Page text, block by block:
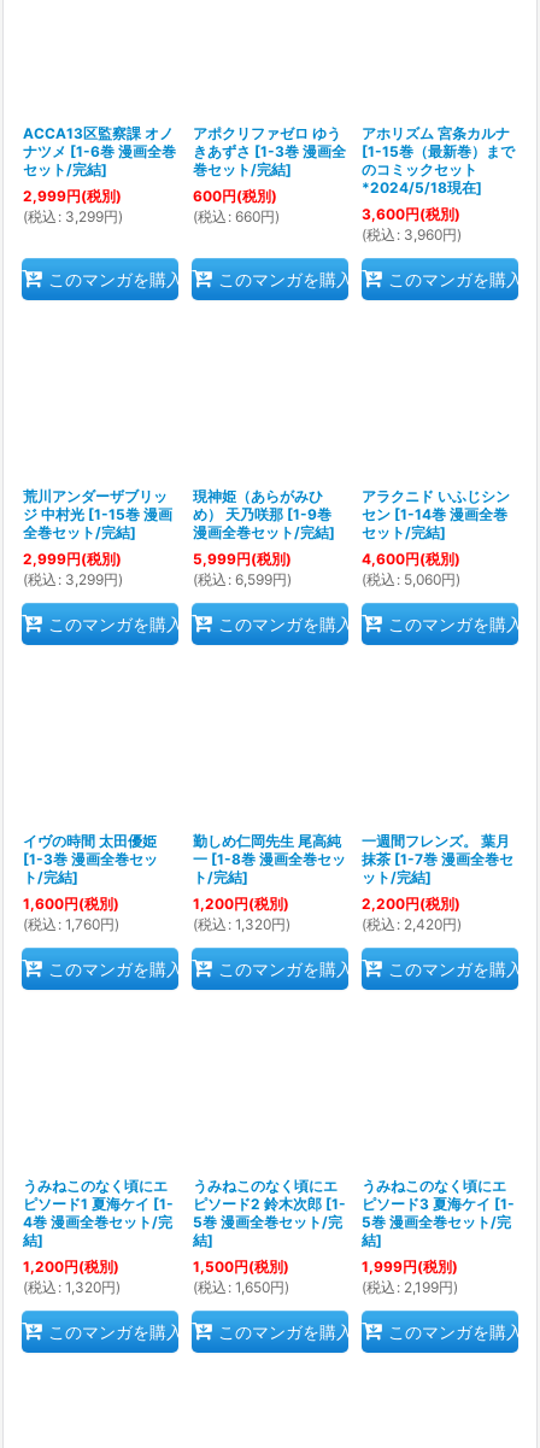
ACCA13区監察課 オノ
ナツメ [1-6巻 漫画全巻
セット/完結]
2,999円(税別)
(税込 : 3,299円)
このマンガを購入
アポクリファゼロ ゆう
きあずさ [1-3巻 漫画全
巻セット/完結]
600円(税別)
(税込 : 660円)
このマンガを購入
アホリズム 宮条カルナ
[1-15巻（最新巻）まで
のコミックセット
*2024/5/18現在]
3,600円(税別)
(税込 : 3,960円)
このマンガを購入
荒川アンダーザブリッ
ジ 中村光 [1-15巻 漫画
全巻セット/完結]
2,999円(税別)
(税込 : 3,299円)
このマンガを購入
現神姫（あらがみひ
め） 天乃咲那 [1-9巻
漫画全巻セット/完結]
5,999円(税別)
(税込 : 6,599円)
このマンガを購入
アラクニド いふじシン
セン [1-14巻 漫画全巻
セット/完結]
4,600円(税別)
(税込 : 5,060円)
このマンガを購入
イヴの時間 太田優姫
[1-3巻 漫画全巻セッ
ト/完結]
1,600円(税別)
(税込 : 1,760円)
このマンガを購入
勤しめ仁岡先生 尾高純
一 [1-8巻 漫画全巻セッ
ト/完結]
1,200円(税別)
(税込 : 1,320円)
このマンガを購入
一週間フレンズ。 葉月
抹茶 [1-7巻 漫画全巻セ
ット/完結]
2,200円(税別)
(税込 : 2,420円)
このマンガを購入
うみねこのなく頃にエ
ピソード1 夏海ケイ [1-
4巻 漫画全巻セット/完
結]
1,200円(税別)
(税込 : 1,320円)
このマンガを購入
うみねこのなく頃にエ
ピソード2 鈴木次郎 [1-
5巻 漫画全巻セット/完
結]
1,500円(税別)
(税込 : 1,650円)
このマンガを購入
うみねこのなく頃にエ
ピソード3 夏海ケイ [1-
5巻 漫画全巻セット/完
結]
1,999円(税別)
(税込 : 2,199円)
このマンガを購入